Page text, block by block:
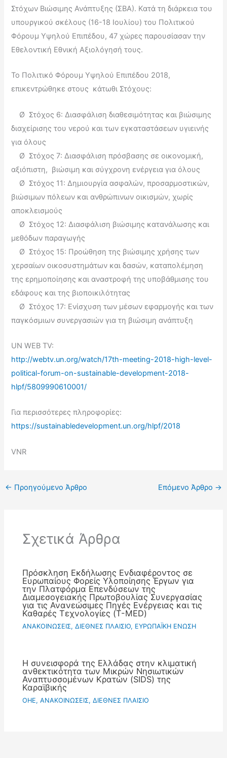
Στόχων Βιώσιμης Ανάπτυξης (ΣΒΑ). Κατά τη διάρκεια του
υπουργικού σκέλους (16-18 Ιουλίου) του Πολιτικού
Φόρουμ Υψηλού Επιπέδου, 47 χώρες παρουσίασαν την
Εθελοντική Εθνική Αξιολόγησή τους.
Το Πολιτικό Φόρουμ Υψηλού Επιπέδου 2018,
επικεντρώθηκε στους κάτωθι Στόχους:
Ø Στόχος 6: Διασφάλιση διαθεσιμότητας και βιώσιμης
διαχείρισης του νερού και των εγκαταστάσεων υγιεινής
για όλους
Ø Στόχος 7: Διασφάλιση πρόσβασης σε οικονομική,
αξιόπιστη, βιώσιμη και σύγχρονη ενέργεια για όλους
Ø Στόχος 11: Δημιουργία ασφαλών, προσαρμοστικών,
βιώσιμων πόλεων και ανθρώπινων οικισμών, χωρίς
αποκλεισμούς
Ø Στόχος 12: Διασφάλιση βιώσιμης κατανάλωσης και
μεθόδων παραγωγής
Ø Στόχος 15: Προώθηση της βιώσιμης χρήσης των
χερσαίων οικοσυστημάτων και δασών, καταπολέμηση
της ερημοποίησης και αναστροφή της υποβάθμισης του
εδάφους και της βιοποικιλότητας
Ø Στόχος 17: Ενίσχυση των μέσων εφαρμογής και των
παγκόσμιων συνεργασιών για τη βιώσιμη ανάπτυξη
UN WEB TV:
http://webtv.un.org/watch/17th-meeting-2018-high-level-
political-forum-on-sustainable-development-2018-
hlpf/5809990610001/
Για περισσότερες πληροφορίες:
https://sustainabledevelopment.un.org/hlpf/2018
VNR
← Προηγούμενο Άρθρο Επόμενο Άρθρο →
Σχετικά Άρθρα
Πρόσκληση Εκδήλωσης Ενδιαφέροντος σε
Ευρωπαίους Φορείς Υλοποίησης Έργων για
την Πλατφόρμα Επενδύσεων της
Διαμεσογειακής Πρωτοβουλίας Συνεργασίας
για τις Ανανεώσιμες Πηγές Ενέργειας και τις
Καθαρές Τεχνολογίες (T-MED)
ΑΝΑΚΟΙΝΩΣΕΙΣ,ΔΙΕΘΝΕΣ ΠΛΑΙΣΙΟ, ΕΥΡΩΠΑΪΚΗ ΕΝΩΣΗ
Η συνεισφορά της Ελλάδας στην κλιματική
ανθεκτικότητα των Μικρών Νησιωτικών
Αναπτυσσομένων Κρατών (SIDS) της
Καραϊβικής
OHE,ΑΝΑΚΟΙΝΩΣΕΙΣ,ΔΙΕΘΝΕΣ ΠΛΑΙΣΙΟ